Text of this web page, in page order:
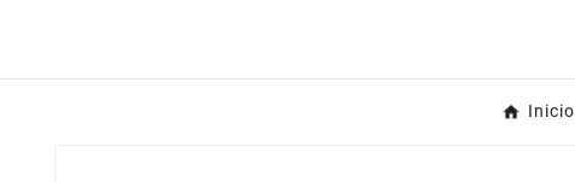
Inicio